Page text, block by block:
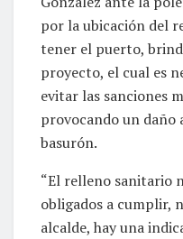
por la ubicación del
tener el puerto,
proyecto, el cual es
evitar las sanciones
provocando un
basurón.
“El relleno sanitario
obligados a cumplir,
alcalde, hay una